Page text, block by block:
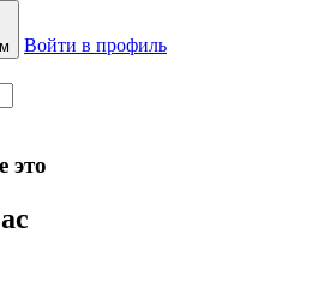
Войти в профиль
это